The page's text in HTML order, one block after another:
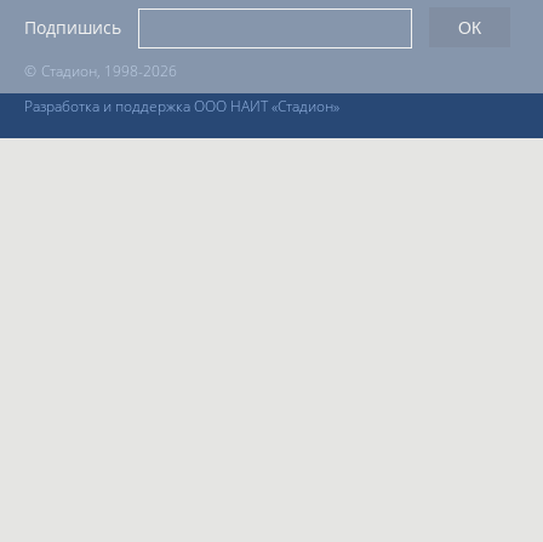
© Стадион, 1998-2026
Разработка и поддержка ООО НАИТ «Стадион»
Подпишись